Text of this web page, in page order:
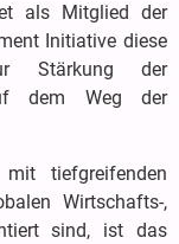
als Mitglied der
Initiative diese
Stärkung der
dem Weg der
tiefgreifenden
Wirtschafts-,
sind, ist das